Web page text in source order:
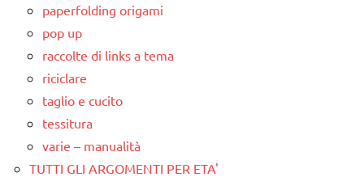
paperfolding origami
pop up
raccolte di links a tema
riciclare
taglio e cucito
tessitura
varie – manualità
TUTTI GLI ARGOMENTI PER ETA'